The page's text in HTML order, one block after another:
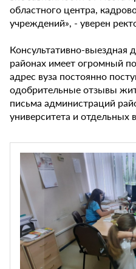
областного центра,
учреждений», - уверен
Консультативно-выездная
районах имеет огромный
адрес вуза постоянно
одобрительные отзывы
письма администраций
университета и отдельных